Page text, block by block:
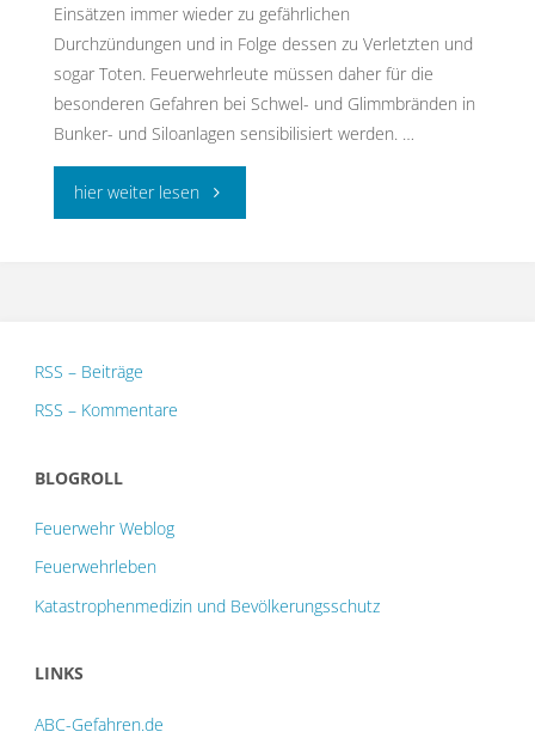
Einsätzen immer wieder zu gefährlichen
Durchzündungen und in Folge dessen zu Verletzten und
sogar Toten. Feuerwehrleute müssen daher für die
besonderen Gefahren bei Schwel- und Glimmbränden in
Bunker- und Siloanlagen sensibilisiert werden. …
hier weiter lesen"Silobrände
RSS – Beiträge
RSS – Kommentare
BLOGROLL
Feuerwehr Weblog
Feuerwehrleben
Katastrophenmedizin und Bevölkerungsschutz
LINKS
ABC-Gefahren.de